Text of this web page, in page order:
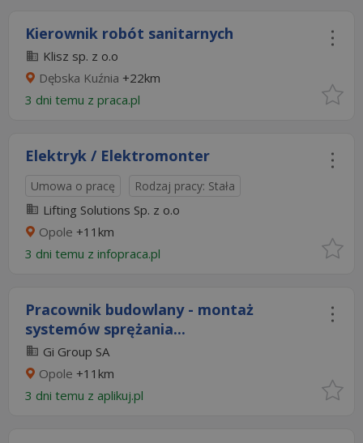
Kierownik robót sanitarnych
Klisz sp. z o.o
Dębska Kuźnia +22km
3 dni temu z praca.pl
Elektryk / Elektromonter
Umowa o pracę Rodzaj pracy: Stała
Lifting Solutions Sp. z o.o
Opole +11km
3 dni temu z infopraca.pl
Pracownik budowlany - montaż
systemów sprężania...
Gi Group SA
Opole +11km
3 dni temu z aplikuj.pl